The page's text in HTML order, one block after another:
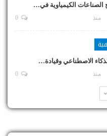
الصناعات الكيمياوية في…
منذ
الاصطناعي وقيادة…
منذ